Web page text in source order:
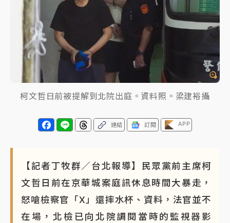
白海豚逼近！北市水門只出不進 未移置車輛最高罰
4800＋拖吊費
柯文哲日前被提解到北院出庭。資料照。梁建裕攝
連結 訂閱 APP
【記者丁牧群／台北報導】民眾黨前主席柯
文哲日前在京華城案庭訊休息時間大暴走，
怒嗆檢察官「X」還摔水杯、資料，法官並不
在場，北檢已向北院調閱當時的監視器影